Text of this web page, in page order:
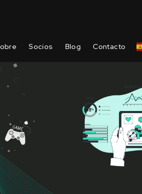
Socios Blog Contacto